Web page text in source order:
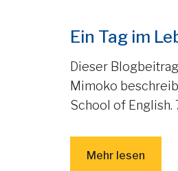
Ein Tag im
Dieser
Mimoko
School of English.
Mehr lesen